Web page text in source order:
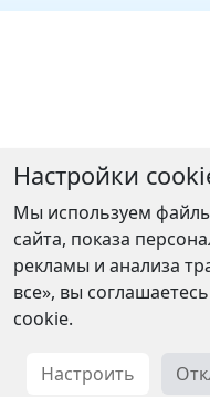
Настройки
Мы используем
сайта, показа
рекламы и анализа
все», вы
cookie.
Настроить